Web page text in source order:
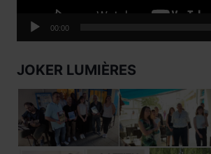
00:00
JOKER LUMIÈRES